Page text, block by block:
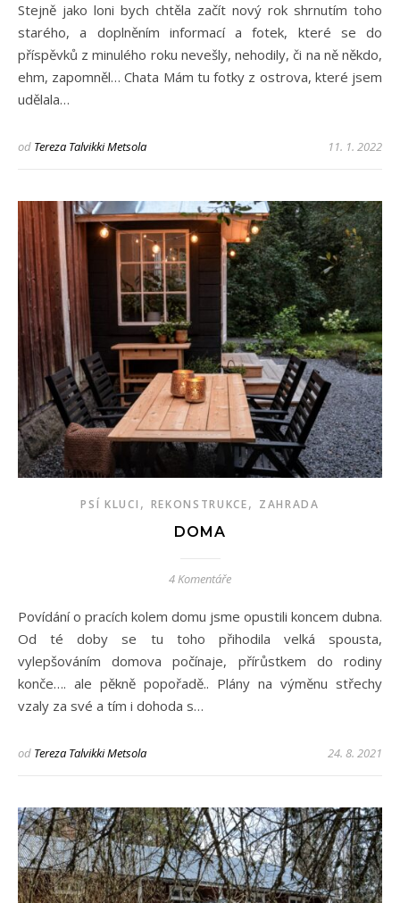
Stejně jako loni bych chtěla začít nový rok shrnutím toho
starého, a doplněním informací a fotek, které se do
příspěvků z minulého roku nevešly, nehodily, či na ně někdo,
ehm, zapomněl… Chata Mám tu fotky z ostrova, které jsem
udělala…
od Tereza Talvikki Metsola 11. 1. 2022
PSÍ KLUCI , REKONSTRUKCE, ZAHRADA
DOMA
4 Komentáře
Povídání o pracích kolem domu jsme opustili koncem dubna.
Od té doby se tu toho přihodila velká spousta,
vylepšováním domova počínaje, přírůstkem do rodiny
konče…. ale pěkně popořadě.. Plány na výměnu střechy
vzaly za své a tím i dohoda s…
od Tereza Talvikki Metsola 24. 8. 2021